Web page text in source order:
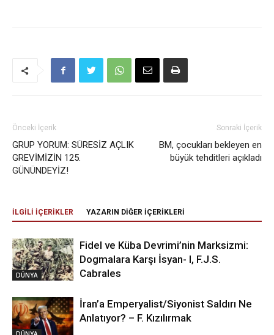
Önceki İçerik
GRUP YORUM: SÜRESİZ AÇLIK
GREVİMİZİN 125.
GÜNÜNDEYİZ!
Sonraki İçerik
BM, çocukları bekleyen en
büyük tehditleri açıkladı
İLGİLİ İÇERİKLER YAZARIN DİĞER İÇERİKLERİ
DÜNYA
Fidel ve Küba Devrimi’nin Marksizmi:
Dogmalara Karşı İsyan- I, F.J.S.
Cabrales
İran’a Emperyalist/Siyonist Saldırı Ne
Anlatıyor? – F. Kızılırmak